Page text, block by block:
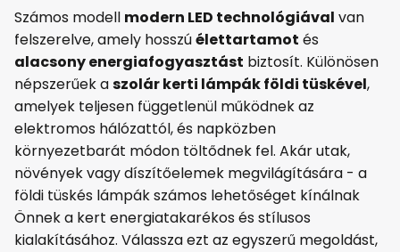
Számos modell modern LED technológiával van
felszerelve, amely hosszúélettartamot és
alacsony energiafogyasztást biztosít. Különösen
népszerűek aszolár kerti lámpák földi tüskével,
amelyek teljesen függetlenül működnek az
elektromos hálózattól, és napközben
környezetbarát módon töltődnek fel. Akár utak,
növények vagy díszítőelemek megvilágítására - a
földi tüskés lámpák számos lehetőséget kínálnak
Önnek a kert energiatakarékos és stílusos
kialakításához. Válassza ezt az egyszerű megoldást,